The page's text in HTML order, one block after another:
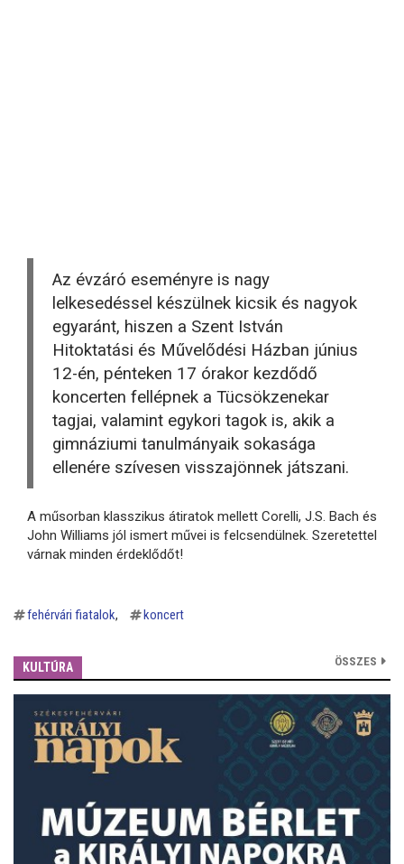
Az évzáró eseményre is nagy
lelkesedéssel készülnek kicsik és nagyok
egyaránt, hiszen a Szent István
Hitoktatási és Művelődési Házban június
12-én, pénteken 17 órakor kezdődő
koncerten fellépnek a Tücsökzenekar
tagjai, valamint egykori tagok is, akik a
gimnáziumi tanulmányaik sokasága
ellenére szívesen visszajönnek játszani.
A műsorban klasszikus átiratok mellett Corelli, J.S. Bach és
John Williams jól ismert művei is felcsendülnek. Szeretettel
várnak minden érdeklődőt!
fehérvári fiatalok koncert
KULTÚRA ÖSSZES